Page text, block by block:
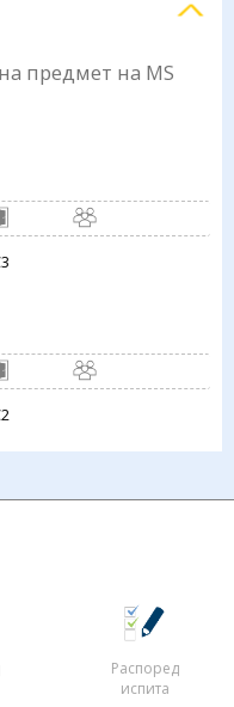
предмет на MS
Распоред
испита